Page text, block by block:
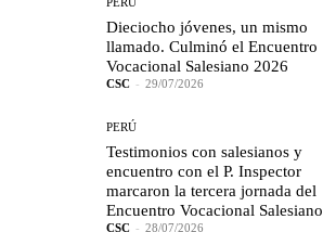
Dieciocho jóvenes, un mismo
llamado. Culminó el Encuentro
Vocacional Salesiano 2026
CSC - 29/07/2026
PERÚ
Testimonios con salesianos y
encuentro con el P. Inspector
marcaron la tercera jornada del
Encuentro Vocacional Salesiano
CSC - 28/07/2026